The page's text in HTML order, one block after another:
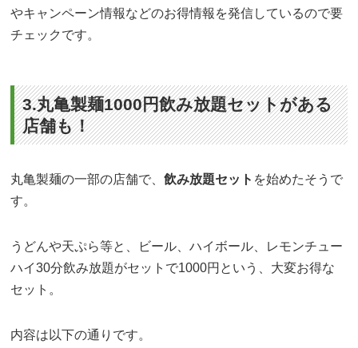
やキャンペーン情報などのお得情報を発信しているので要
チェックです。
3.丸亀製麺1000円飲み放題セットがある
店舗も！
丸亀製麺の一部の店舗で、飲み放題セット を始めたそうで
す。
うどんや天ぷら等と、ビール、ハイボール、レモンチュー
ハイ30分飲み放題がセットで1000円という、大変お得な
セット。
内容は以下の通りです。